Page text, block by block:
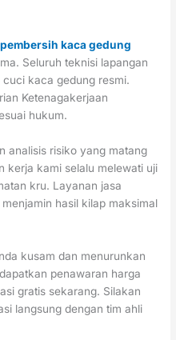
kaca gedung
Seluruh teknisi lapangan
kaca gedung resmi.
Ketenagakerjaan
hukum.
analisis risiko yang matang
kerja kami selalu melewati uji
kru. Layanan jasa
hasil kilap maksimal
kusam dan menurunkan
penawaran harga
gratis sekarang. Silakan
langsung dengan tim ahli